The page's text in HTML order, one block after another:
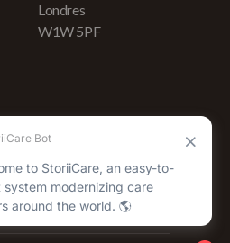
Londres
W1W 5PF